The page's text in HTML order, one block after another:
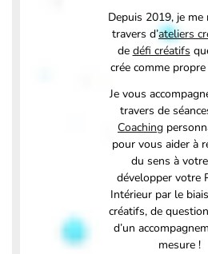
Depuis 2019, je me
travers d’ateliers
de défi créatifs
crée comme
Je vous
travers de
Coaching
pour vous aider à
du sens à
développer votre
Intérieur par le
créatifs, de
d’un
mesure !